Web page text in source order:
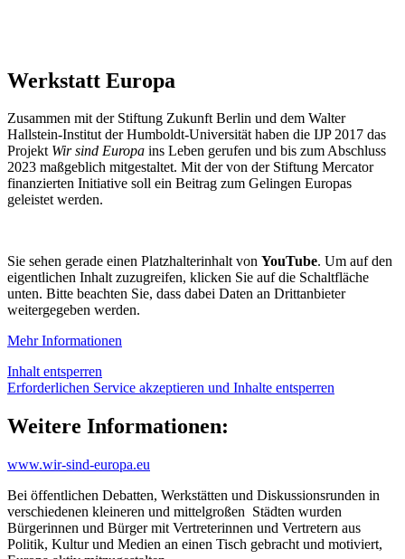
Werkstatt Europa
Zusammen mit der Stiftung Zukunft Berlin und dem Walter
Hallstein-Institut der Humboldt-Universität haben die IJP 2017 das
Projekt Wir sind Europa ins Leben gerufen und bis zum Abschluss
2023 maßgeblich mitgestaltet. Mit der von der Stiftung Mercator
finanzierten Initiative soll ein Beitrag zum Gelingen Europas
geleistet werden.
Sie sehen gerade einen Platzhalterinhalt von YouTube. Um auf den
eigentlichen Inhalt zuzugreifen, klicken Sie auf die Schaltfläche
unten. Bitte beachten Sie, dass dabei Daten an Drittanbieter
weitergegeben werden.
Mehr Informationen
Inhalt entsperren
Erforderlichen Service akzeptieren und Inhalte entsperren
Weitere Informationen:
www.wir-sind-europa.eu
Bei öffentlichen Debatten, Werkstätten und Diskussionsrunden in
verschiedenen kleineren und mittelgroßen Städten wurden
Bürgerinnen und Bürger mit Vertreterinnen und Vertretern aus
Politik, Kultur und Medien an einen Tisch gebracht und motiviert,